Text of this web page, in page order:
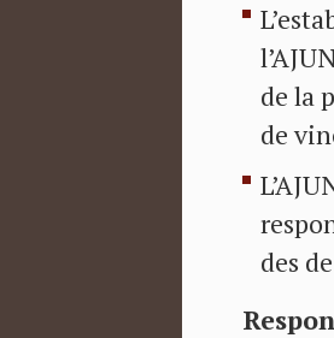
de la
de
des